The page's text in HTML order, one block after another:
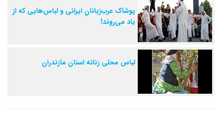
پوشاک عرب‌زبانانِ ایرانی و لباس‌هایی که از
یاد می‌روند!
لباس محلی زنانه استان مازندران